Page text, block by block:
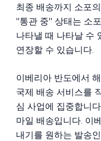
최종 배송까지 소포
"통관 중" 상태는 소
나타낼 때 나타날 수
연장할 수 있습니다.
이베리아 반도에서
국제 배송 서비스를
심 사업에 집중합니
마일 배송입니다. 이
내기를 원하는 발송